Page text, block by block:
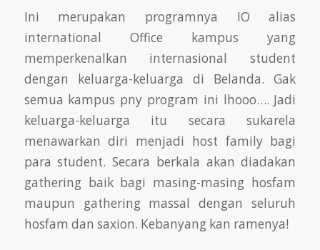
Ini merupakan programnya IO alias
international Office kampus yang
memperkenalkan internasional student
dengan keluarga-keluarga di Belanda.Gak
semua kampus pny program ini lhooo…. Jadi
keluarga-keluarga itu secara sukarela
menawarkan diri menjadi host family bagi
para student. Secara berkala akan diadakan
gathering baik bagi masing-masing hosfam
maupun gathering massal dengan seluruh
hosfam dan saxion. Kebanyang kan ramenya!